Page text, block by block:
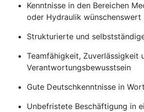
Kenntnisse in den Bereichen
oder Hydraulik wünschenswert
Strukturierte und
Teamfähigkeit, Zuverlässigkeit
Verantwortungsbewusstsein
Gute Deutschkenntnisse in
Unbefristete Beschäftigung in